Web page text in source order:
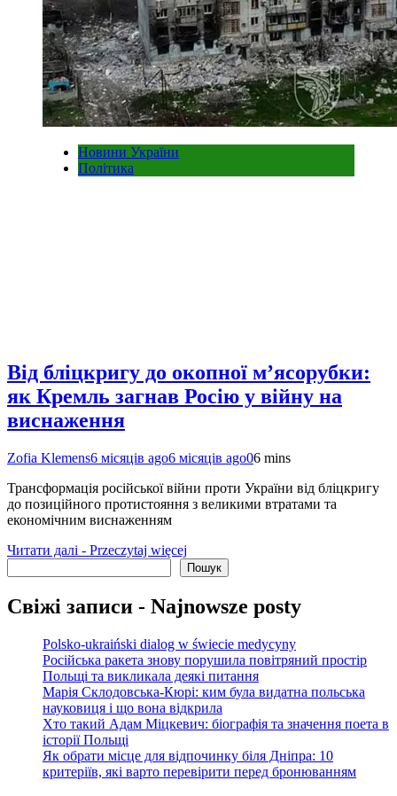
Новини України
Політика
Від бліцкригу до окопної м’ясорубки:
як Кремль загнав Росію у війну на
виснаження
Zofia Klemens6 місяців ago6 місяців ago06 mins
Трансформація російської війни проти України від бліцкригу
до позиційного протистояння з великими втратами та
економічним виснаженням
Читати далі - Przeczytaj więcej
Пошук
Свіжі записи - Najnowsze posty
Polsko-ukraiński dialog w świecie medycyny
Російська ракета знову порушила повітряний простір
Польщі та викликала деякі питання
Марія Склодовська-Кюрі: ким була видатна польська
науковиця і що вона відкрила
Хто такий Адам Міцкевич: біографія та значення поета в
історії Польщі
Як обрати місце для відпочинку біля Дніпра: 10
критеріїв, які варто перевірити перед бронюванням